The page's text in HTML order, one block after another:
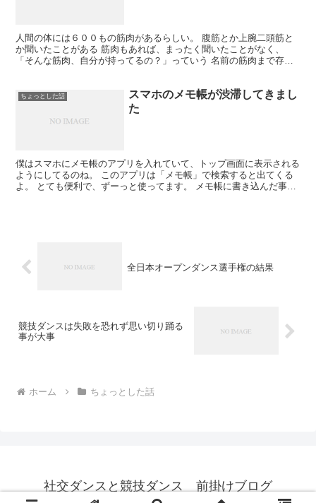
人間の体には６００もの筋肉があるらしい。 腹筋とか上腕二頭筋と
か聞いたことがある 筋肉もあれば、まったく聞いたことがなく、
「そんな筋肉、自分が持ってるの？」っていう 名前の筋肉まで存在
ちょっとした話
スマホのメモ帳が渋滞してきまし
た
僕はスマホにメモ帳のアプリを入れていて、トップ画面に表示される
ようにしてるのね。 このアプリは「メモ帳」で検索すると出てくる
よ。 とても便利で、ずーっと使ってます。 メモ帳に書き込んだ事が
全日本オープンダンス選手権の結果
競技ダンスは失敗を恐れず思い切り踊る
事が大事
ホーム ちょっとした話
社交ダンスと競技ダンス 前掛けブログ